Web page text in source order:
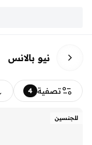
نيو بالانس
تصفية 4
للجنسين